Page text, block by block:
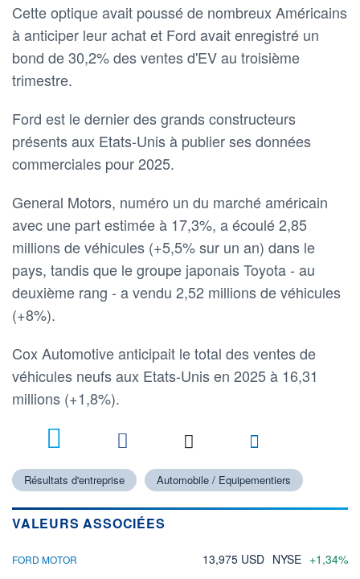
Cette optique avait poussé de nombreux Américains
à anticiper leur achat et Ford avait enregistré un
bond de 30,2% des ventes d'EV au troisième
trimestre.
Ford est le dernier des grands constructeurs
présents aux Etats-Unis à publier ses données
commerciales pour 2025.
General Motors, numéro un du marché américain
avec une part estimée à 17,3%, a écoulé 2,85
millions de véhicules (+5,5% sur un an) dans le
pays, tandis que le groupe japonais Toyota - au
deuxième rang - a vendu 2,52 millions de véhicules
(+8%).
Cox Automotive anticipait le total des ventes de
véhicules neufs aux Etats-Unis en 2025 à 16,31
millions (+1,8%).
Résultats d'entreprise Automobile / Equipementiers
VALEURS ASSOCIÉES
FORD MOTOR 13,975 USD NYSE +1,34%